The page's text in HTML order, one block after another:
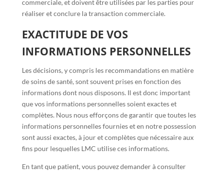
commerciale, et doivent être utilisées par les parties pour
réaliser et conclure la transaction commerciale.
EXACTITUDE DE VOS
INFORMATIONS PERSONNELLES
Les décisions, y compris les recommandations en matière
de soins de santé, sont souvent prises en fonction des
informations dont nous disposons. Il est donc important
que vos informations personnelles soient exactes et
complètes. Nous nous efforçons de garantir que toutes les
informations personnelles fournies et en notre possession
sont aussi exactes, à jour et complètes que nécessaire aux
fins pour lesquelles LMC utilise ces informations.
En tant que patient, vous pouvez demander à consulter